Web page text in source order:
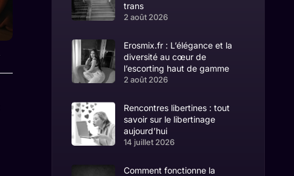
trans
2 août 2026
Erosmix.fr : L’élégance et la
diversité au cœur de
l’escorting haut de gamme
2 août 2026
Rencontres libertines : tout
savoir sur le libertinage
aujourd’hui
14 juillet 2026
Comment fonctionne la